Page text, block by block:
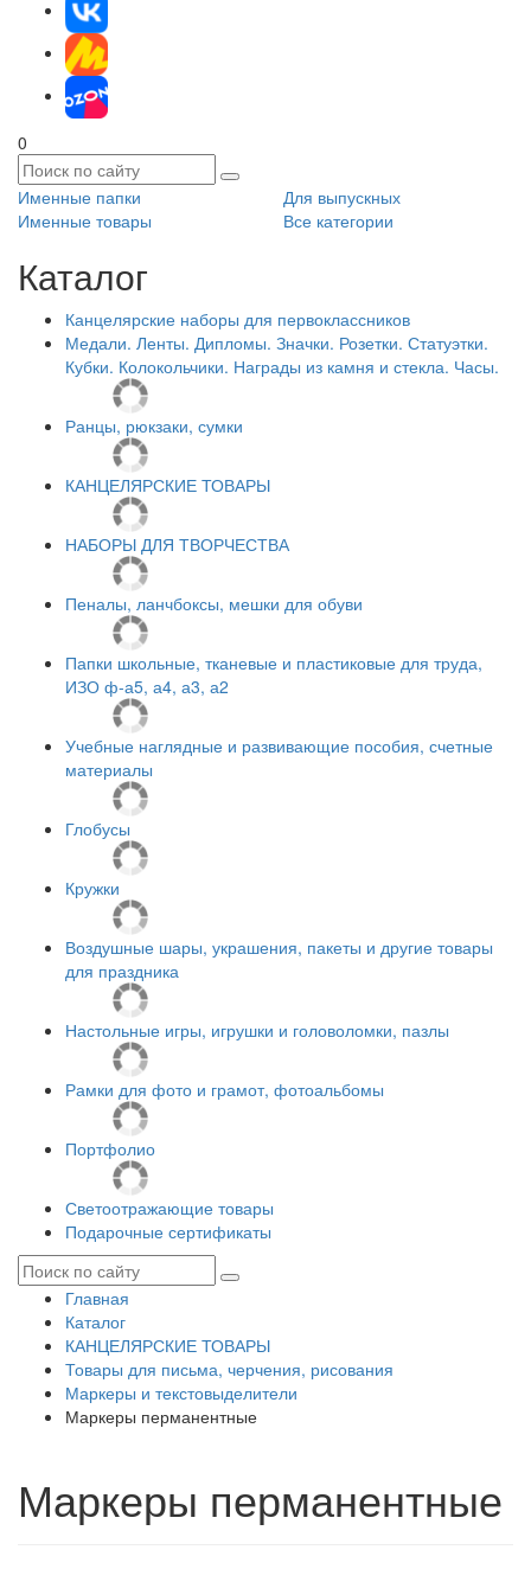
0
Именные папки
Для выпускных
Именные товары
Все категории
Каталог
Канцелярские наборы для первоклассников
Медали. Ленты. Дипломы. Значки. Розетки. Статуэтки.
Кубки. Колокольчики. Награды из камня и стекла. Часы.
Ранцы, рюкзаки, сумки
КАНЦЕЛЯРСКИЕ ТОВАРЫ
НАБОРЫ ДЛЯ ТВОРЧЕСТВА
Пеналы, ланчбоксы, мешки для обуви
Папки школьные, тканевые и пластиковые для труда,
ИЗО ф-а5, а4, а3, а2
Учебные наглядные и развивающие пособия, счетные
материалы
Глобусы
Кружки
Воздушные шары, украшения, пакеты и другие товары
для праздника
Настольные игры, игрушки и головоломки, пазлы
Рамки для фото и грамот, фотоальбомы
Портфолио
Светоотражающие товары
Подарочные сертификаты
Главная
Каталог
КАНЦЕЛЯРСКИЕ ТОВАРЫ
Товары для письма, черчения, рисования
Маркеры и текстовыделители
Маркеры перманентные
Маркеры перманентные